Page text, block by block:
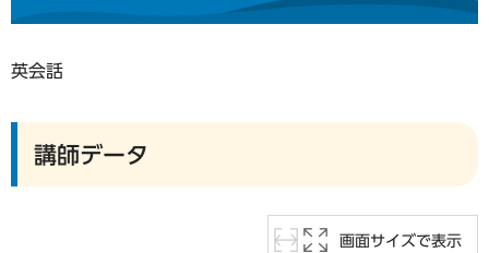
英会話
講師データ
画面サイズで表示